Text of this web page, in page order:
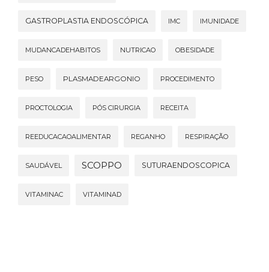
GASTROPLASTIA ENDOSCÓPICA IMC IMUNIDADE
MUDANCADEHABITOS NUTRICAO OBESIDADE
PESO PLASMADEARGONIO PROCEDIMENTO
PROCTOLOGIA PÓS CIRURGIA RECEITA
REEDUCACAOALIMENTAR REGANHO RESPIRAÇÃO
SAUDÁVEL SCOPPO SUTURAENDOSCOPICA
VITAMINAC VITAMINAD